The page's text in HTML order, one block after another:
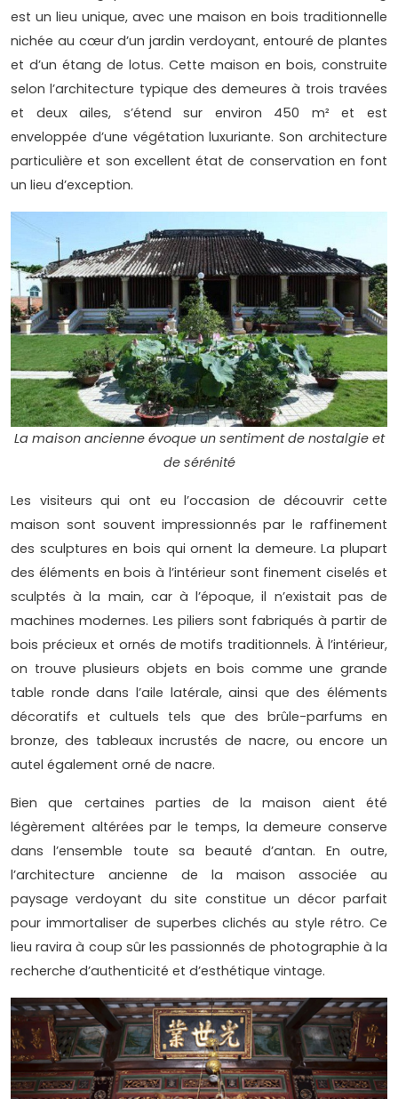
est un lieu unique, avec une maison en bois traditionnelle
nichée au cœur d’un jardin verdoyant, entouré de plantes
et d’un étang de lotus. Cette maison en bois, construite
selon l’architecture typique des demeures à trois travées
et deux ailes, s’étend sur environ 450 m² et est
enveloppée d’une végétation luxuriante. Son architecture
particulière et son excellent état de conservation en font
un lieu d’exception.
La maison ancienne évoque un sentiment de nostalgie et
de sérénité
Les visiteurs qui ont eu l’occasion de découvrir cette
maison sont souvent impressionnés par le raffinement
des sculptures en bois qui ornent la demeure. La plupart
des éléments en bois à l’intérieur sont finement ciselés et
sculptés à la main, car à l’époque, il n’existait pas de
machines modernes. Les piliers sont fabriqués à partir de
bois précieux et ornés de motifs traditionnels. À l’intérieur,
on trouve plusieurs objets en bois comme une grande
table ronde dans l’aile latérale, ainsi que des éléments
décoratifs et cultuels tels que des brûle-parfums en
bronze, des tableaux incrustés de nacre, ou encore un
autel également orné de nacre.
Bien que certaines parties de la maison aient été
légèrement altérées par le temps, la demeure conserve
dans l’ensemble toute sa beauté d’antan. En outre,
l’architecture ancienne de la maison associée au
paysage verdoyant du site constitue un décor parfait
pour immortaliser de superbes clichés au style rétro. Ce
lieu ravira à coup sûr les passionnés de photographie à la
recherche d’authenticité et d’esthétique vintage.